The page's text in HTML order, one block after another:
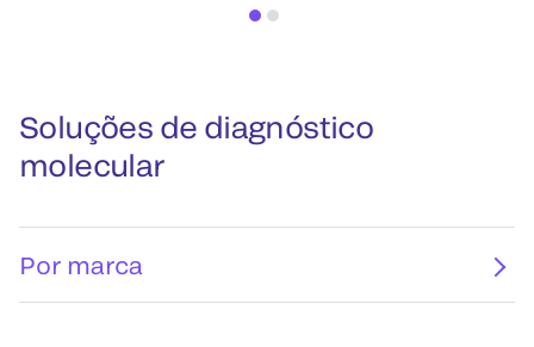
Soluções de diagnóstico
molecular
Por marca